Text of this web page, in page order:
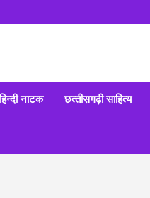
हिन्‍दी नाटक छत्‍तीसगढ़ी साहित्‍य